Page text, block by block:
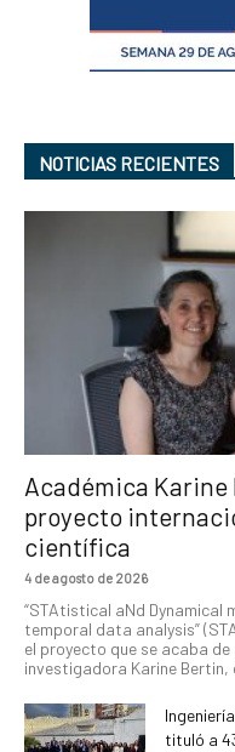
NOTICIAS RECIENTES
Académica
proyecto
científica
4 de agosto de 2026
“STAtistical aNd
temporal data analysis”
el proyecto que se acaba
investigadora Karine Bertin,
tituló a